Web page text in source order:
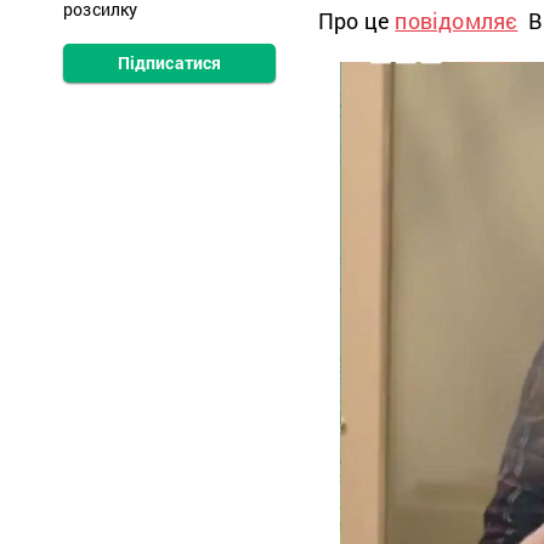
розсилку
Підписатися
Про це повідомляє